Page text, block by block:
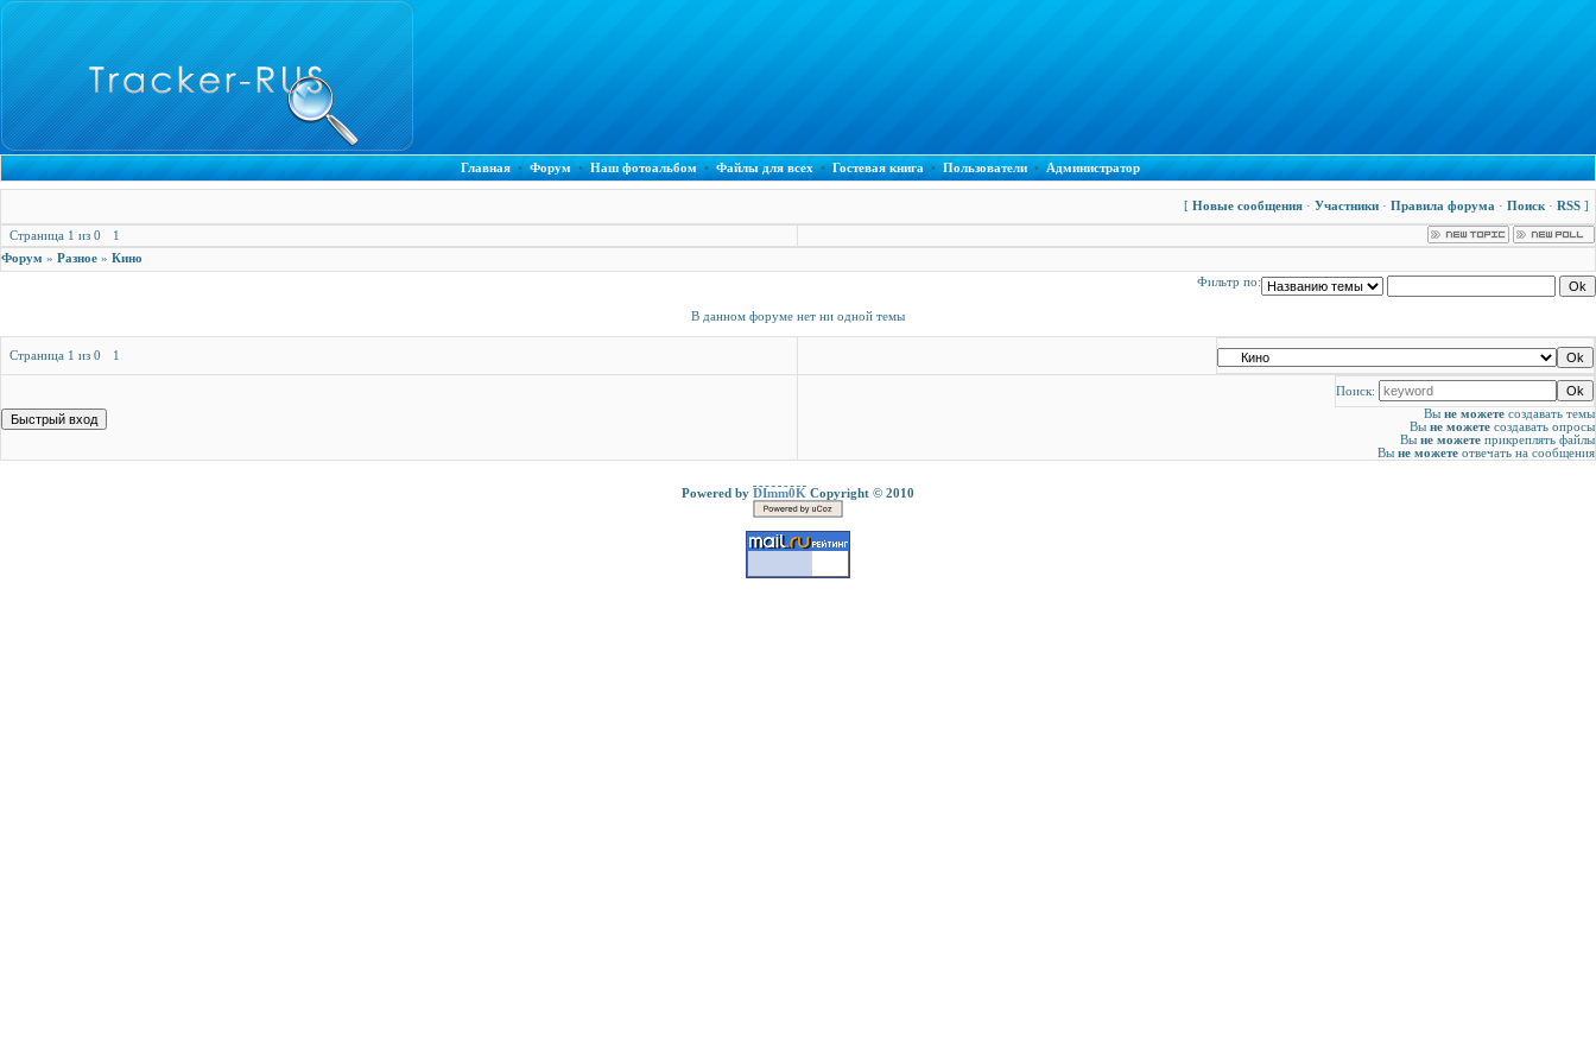
Главная• Форум •Наш фотоальбом • Файлы для всех • Гостевая книга • Пользователи• Администратор
[ Новые сообщения · Участники · Правила форума · Поиск · RSS ]
Страница 1 из 0
1
Форум » Разное » Кино
Фильтр по:
В данном форуме нет ни одной темы
Страница 1 из 0 1
Поиск:
Вы не можете создавать темы
Вы не можете создавать опросы
Вы не можете прикреплять файлы
Вы не можете отвечать на сообщения
Powered by DImm0K Copyright © 2010